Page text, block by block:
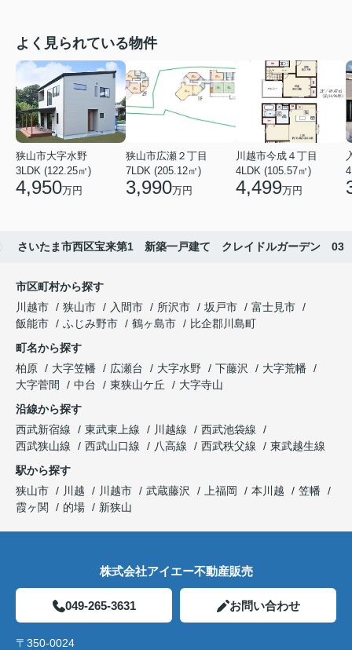
よく見られている物件
狭山市大字水野
3LDK (122.25㎡)
4,950万円
狭山市広瀬２丁目
7LDK (205.12㎡)
3,990万円
川越市今成４丁目
4LDK (105.57㎡)
4,499万円
さいたま市西区宝来第1 新築一戸建て クレイドルガーデン 03
市区町村から探す
川越市
狭山市 入間市 所沢市 坂戸市
富士見市
飯能市
ふじみ野市 鶴ヶ島市
比企郡川島町
町名から探す
柏原
大字笠幡 広瀬台 大字水野 下藤沢
大字荒幡
大字菅間
中台 東狭山ケ丘
大字寺山
沿線から探す
西武新宿線
東武東上線 川越線
西武池袋線
西武狭山線
西武山口線 八高線 西武秩父線
東武越生線
駅から探す
狭山市
川越 川越市 武蔵藤沢 上福岡 本川越
笠幡
霞ヶ関
的場 新狭山
株式会社アイエー不動産販売
049-265-3631 お問い合わせ
〒350-0024